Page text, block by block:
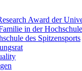
Award der
in der Hochschule
des Spitzensports